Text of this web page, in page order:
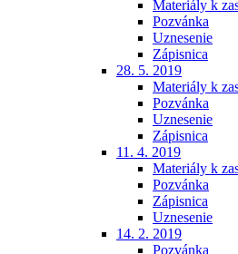
Materiály k
Pozvánka
Uznesenie
Zápisnica
28. 5. 2019
Materiály k
Pozvánka
Uznesenie
Zápisnica
11. 4. 2019
Materiály k
Pozvánka
Zápisnica
Uznesenie
14. 2. 2019
Pozvánka